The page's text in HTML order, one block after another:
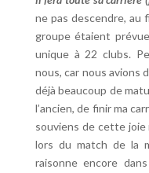
ne pas descendre, au
groupe étaient
unique à 22 clubs.
nous, car nous avions
déjà beaucoup de
l’ancien, de finir ma
souviens de cette joie
lors du match de la
raisonne encore